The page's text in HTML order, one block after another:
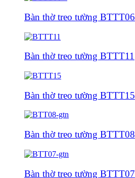
Bàn thờ treo tường BTTT06
Bàn thờ treo tường BTTT11
Bàn thờ treo tường BTTT15
Bàn thờ treo tường BTTT08
Bàn thờ treo tường BTTT07